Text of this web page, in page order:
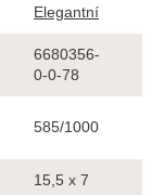
Elegantní
6680356-
0-0-78
585/1000
15,5 x 7